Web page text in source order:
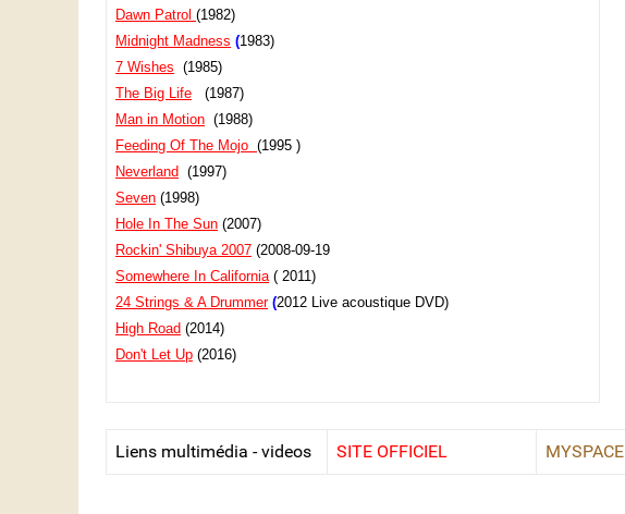
Dawn Patrol (1982)
Midnight Madness (1983)
7 Wishes (1985)
The Big Life
(1987)
Man in Motion (1988)
Feeding Of The Mojo (1995 )
Neverland (1997)
Seven (1998)
Hole In The Sun (2007)
Rockin' Shibuya 2007 (2008-09-19
Somewhere In California( 2011)
24 Strings & A Drummer(2012 Live acoustique DVD)
High Road (2014)
Don't Let Up (2016)
Liens multimédia - videos SITE OFFICIEL MYSPACE